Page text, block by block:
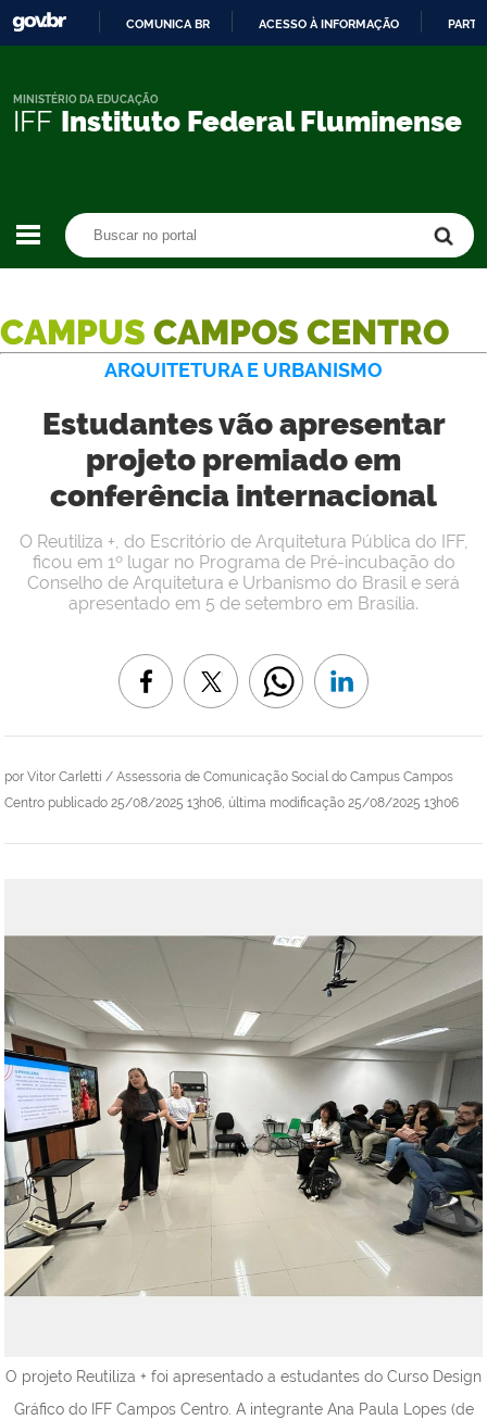
CONTEÚDO
COMUNICA BR ACESSO À INFORMAÇÃO
IFF Instituto Federal Fluminense
MINISTÉRIO DA EDUCAÇÃO
CAMPUS CAMPOS CENTRO
ARQUITETURA E URBANISMO
Estudantes vão apresentar
projeto premiado em
conferência internacional
por Vitor Carletti / Assessoria de Comunicação Social do Campus Campos
Centro publicado 25/08/2025 13h06, última modificação 25/08/2025 13h06
O Reutiliza +, do Escritório de Arquitetura Pública do IFF,
ficou em 1º lugar no Programa de Pré-incubação do
Conselho de Arquitetura e Urbanismo do Brasil e será
apresentado em 5 de setembro em Brasília.
O projeto Reutiliza + foi apresentado a estudantes do Curso Design
Gráfico do IFF Campos Centro. A integrante Ana Paula Lopes (de